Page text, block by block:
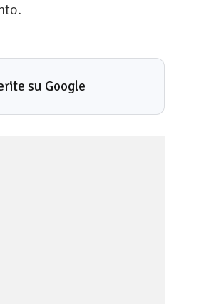
su Google